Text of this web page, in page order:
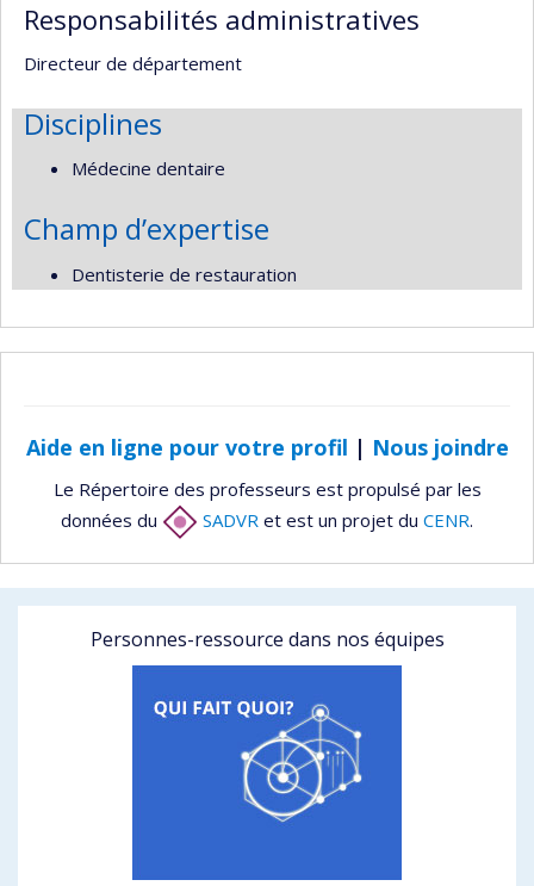
Responsabilités administratives
Directeur de département
Disciplines
Médecine dentaire
Champ d’expertise
Dentisterie de restauration
Aide en ligne pour votre profil | Nous joindre
Le Répertoire des professeurs est propulsé par les
données du
SADVR et est un projet du CENR.
Personnes-ressource dans nos équipes